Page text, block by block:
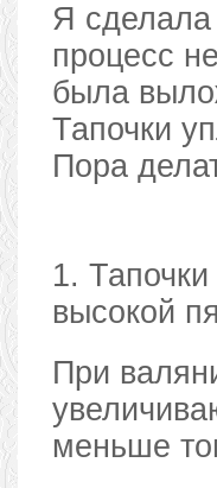
Я сделала
процесс
была
Тапочки
Пора
1.
высокой
При
меньше